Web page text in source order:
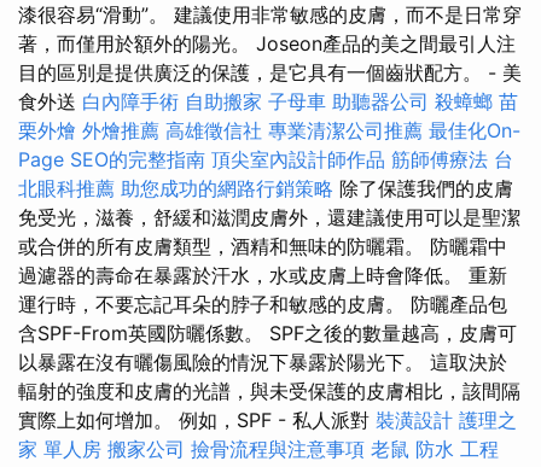
漆很容易“滑動”。 建議使用非常敏感的皮膚，而不是日常穿
著，而僅用於額外的陽光。 Joseon產品的美之間最引人注
目的區別是提供廣泛的保護，是它具有一個齒狀配方。 - 美
食外送 白內障手術 自助搬家 子母車 助聽器公司 殺蟑螂 苗
栗外燴 外燴推薦 高雄徵信社 專業清潔公司推薦 最佳化On-
Page SEO的完整指南 頂尖室內設計師作品 筋師傅療法 台
北眼科推薦 助您成功的網路行銷策略 除了保護我們的皮膚
免受光，滋養，舒緩和滋潤皮膚外，還建議使用可以是聖潔
或合併的所有皮膚類型，酒精和無味的防曬霜。 防曬霜中
過濾器的壽命在暴露於汗水，水或皮膚上時會降低。 重新
運行時，不要忘記耳朵的脖子和敏感的皮膚。 防曬產品包
含SPF-From英國防曬係數。 SPF之後的數量越高，皮膚可
以暴露在沒有曬傷風險的情況下暴露於陽光下。 這取決於
輻射的強度和皮膚的光譜，與未受保護的皮膚相比，該間隔
實際上如何增加。 例如，SPF - 私人派對 裝潢設計 護理之
家 單人房 搬家公司 撿骨流程與注意事項 老鼠 防水 工程